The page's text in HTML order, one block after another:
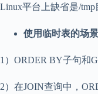
Linux平台上缺省是/tmp
使用临时表的场景
1）ORDER BY子句和
2）在JOIN查询中，